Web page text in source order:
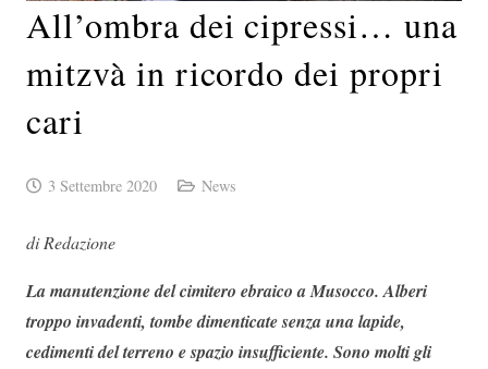
All’ombra dei cipressi… una
mitzvà in ricordo dei propri
cari
3 Settembre 2020 News
di Redazione
La manutenzione del cimitero ebraico a Musocco. Alberi
troppo invadenti, tombe dimenticate senza una lapide,
cedimenti del terreno e spazio insufficiente. Sono molti gli